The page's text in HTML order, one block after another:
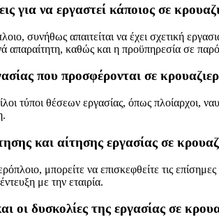
για να εργαστεί κάποιος σε
συνήθως απαιτείται να έχει σχετική
απαραίτητη, καθώς και η προϋπηρεσία σε
που προσφέρονται σε
τύποι θέσεων εργασίας, όπως πλοίαρχοι,
και αίτησης εργασίας σε
μπορείτε να επισκεφθείτε τις
με την εταιρία.
οι δυσκολίες της εργασίας σε